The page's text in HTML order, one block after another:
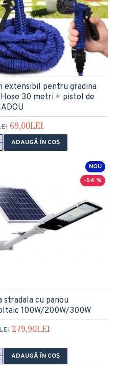
extensibil pentru gradina
Hose 30 metri + pistol de
69,00LEI
ADAUGĂ ÎN COŞ
NOU
-54 %
stradala cu panou
100W/200W/300W
279,90LEI
ADAUGĂ ÎN COŞ